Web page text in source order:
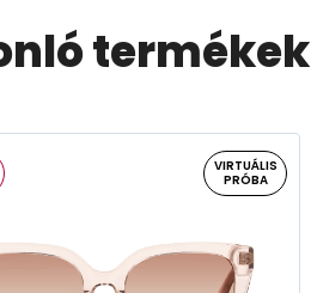
termékek
VIRTUÁLIS
PRÓBA